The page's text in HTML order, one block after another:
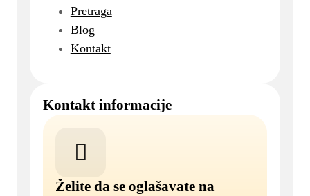
Pretraga
Blog
Kontakt
Kontakt informacije
Želite da se oglašavate na